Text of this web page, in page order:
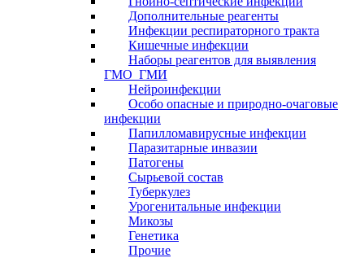
Дополнительные реагенты
Инфекции респираторного тракта
Кишечные инфекции
Наборы реагентов для выявления
ГМО_ГМИ
Нейроинфекции
Особо опасные и природно-очаговые
инфекции
Папилломавирусные инфекции
Паразитарные инвазии
Патогены
Сырьевой состав
Туберкулез
Урогенитальные инфекции
Микозы
Генетика
Прочие